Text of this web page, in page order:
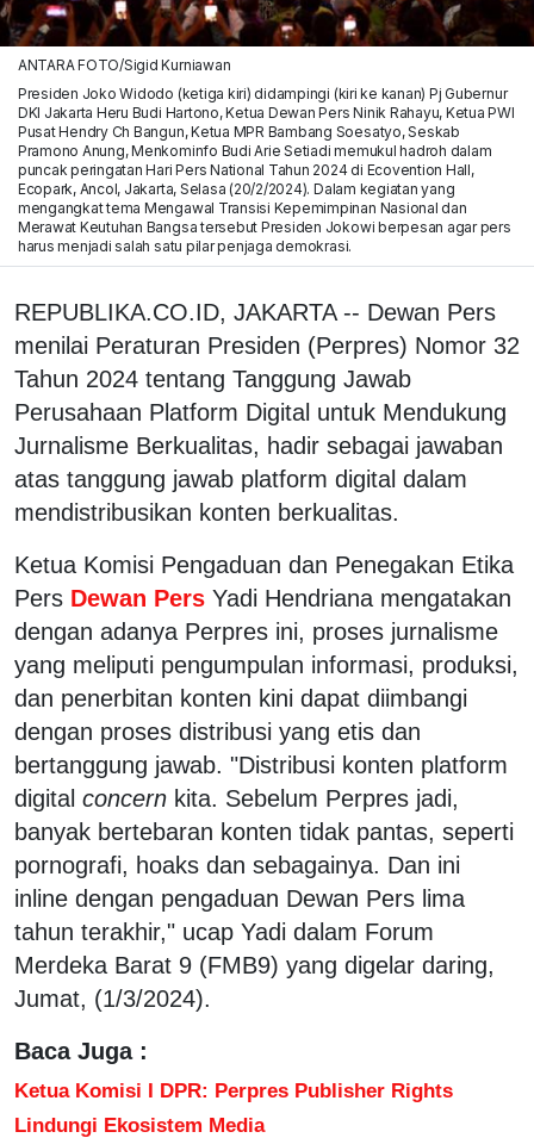
ANTARA FOTO/Sigid Kurniawan
Presiden Joko Widodo (ketiga kiri) didampingi (kiri ke kanan) Pj Gubernur
DKI Jakarta Heru Budi Hartono, Ketua Dewan Pers Ninik Rahayu, Ketua PWI
Pusat Hendry Ch Bangun, Ketua MPR Bambang Soesatyo, Seskab
Pramono Anung, Menkominfo Budi Arie Setiadi memukul hadroh dalam
puncak peringatan Hari Pers National Tahun 2024 di Ecovention Hall,
Ecopark, Ancol, Jakarta, Selasa (20/2/2024). Dalam kegiatan yang
mengangkat tema Mengawal Transisi Kepemimpinan Nasional dan
Merawat Keutuhan Bangsa tersebut Presiden Jokowi berpesan agar pers
harus menjadi salah satu pilar penjaga demokrasi.
REPUBLIKA.CO.ID, JAKARTA -- Dewan Pers
menilai Peraturan Presiden (Perpres) Nomor 32
Tahun 2024 tentang Tanggung Jawab
Perusahaan Platform Digital untuk Mendukung
Jurnalisme Berkualitas, hadir sebagai jawaban
atas tanggung jawab platform digital dalam
mendistribusikan konten berkualitas.
Ketua Komisi Pengaduan dan Penegakan Etika
Pers Dewan Pers Yadi Hendriana mengatakan
dengan adanya Perpres ini, proses jurnalisme
yang meliputi pengumpulan informasi, produksi,
dan penerbitan konten kini dapat diimbangi
dengan proses distribusi yang etis dan
bertanggung jawab. "Distribusi konten platform
digital concern kita. Sebelum Perpres jadi,
banyak bertebaran konten tidak pantas, seperti
pornografi, hoaks dan sebagainya. Dan ini
inline dengan pengaduan Dewan Pers lima
tahun terakhir," ucap Yadi dalam Forum
Merdeka Barat 9 (FMB9) yang digelar daring,
Jumat, (1/3/2024).
Baca Juga :
Ketua Komisi I DPR: Perpres Publisher Rights
Lindungi Ekosistem Media